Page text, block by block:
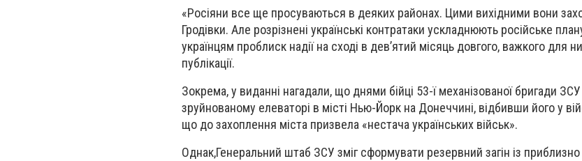
«Росіяни все ще просуваються в деяких районах. Цими вихідними вони
Гродівки. Але розрізнені українські контратаки ускладнюють російське
українцям проблиск надії на сході в дев’ятий місяць довгого, важкого для
публікації.
Зокрема, у виданні нагадали, що днями бійці 53-ї механізованої бригади
зруйнованому елеваторі в місті Нью-Йорк на Донеччині, відбивши його у
що до захоплення міста призвела «нестача українських військ».
Однак,Генеральний штаб ЗСУ зміг сформувати резервний загін із приблизно